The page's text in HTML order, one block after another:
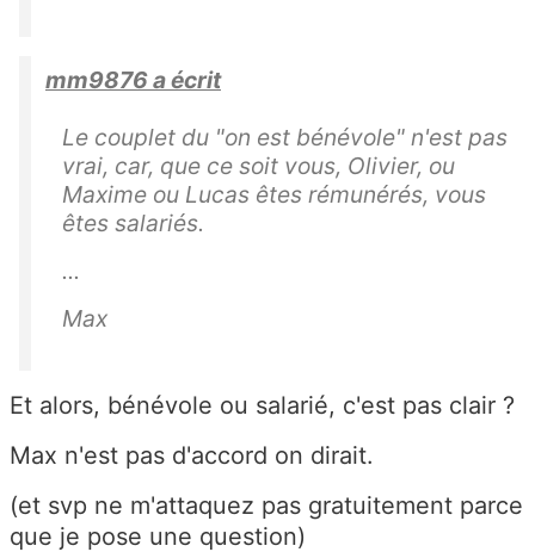
mm9876 a écrit
Le couplet du "on est bénévole" n'est pas
vrai, car, que ce soit vous, Olivier, ou
Maxime ou Lucas êtes rémunérés, vous
êtes salariés.
...
Max
Et alors, bénévole ou salarié, c'est pas clair ?
Max n'est pas d'accord on dirait.
(et svp ne m'attaquez pas gratuitement parce
que je pose une question)